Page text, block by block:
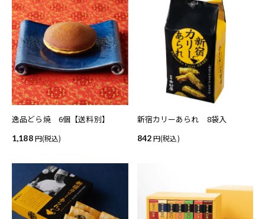
逸品どら焼 6個【送料別】
1,188 (税込)
新宿カリーあられ 8袋入
842 (税込)